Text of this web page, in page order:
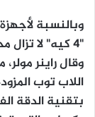
وبالنسبة
"4 كيه" لا
وقال راينر